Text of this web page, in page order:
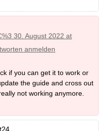
30. August 2022 at
anmelden
if you can get it to work or
the guide and cross out
not working anymore.